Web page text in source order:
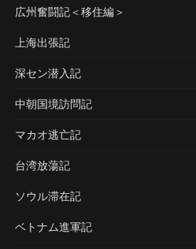
広州奮闘記＜移住編＞
上海出張記
深セン潜入記
中朝国境訪問記
マカオ逃亡記
台湾放蕩記
ソウル滞在記
ベトナム進軍記